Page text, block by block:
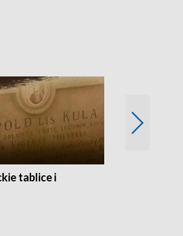
tablice i